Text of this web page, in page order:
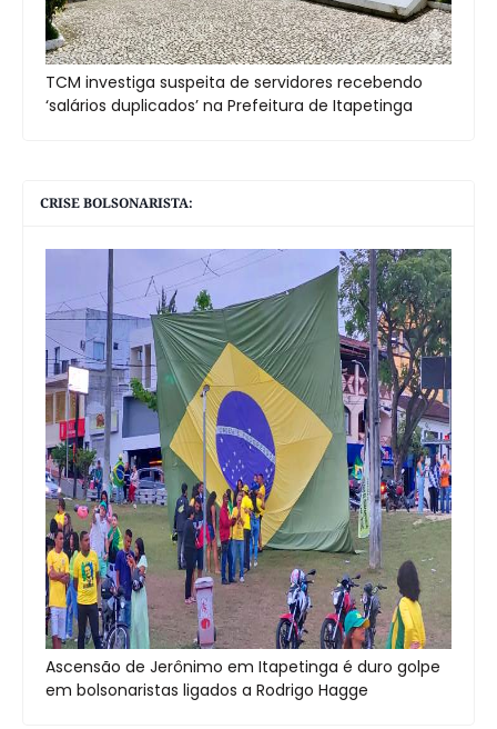
TCM investiga suspeita de servidores recebendo
‘salários duplicados’ na Prefeitura de Itapetinga
CRISE BOLSONARISTA:
Ascensão de Jerônimo em Itapetinga é duro golpe
em bolsonaristas ligados a Rodrigo Hagge